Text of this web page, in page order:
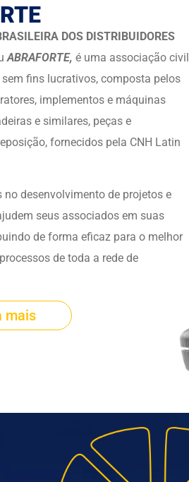
DOS DISTRIBUIDORES
ABRAFORTE, é uma associação civil
fins lucrativos, composta pelos
implementos e máquinas
e similares, peças e
fornecidos pela CNH Latin
no desenvolvimento de projetos e
seus associados em suas
de forma eficaz para o melhor
de toda a rede de
mais